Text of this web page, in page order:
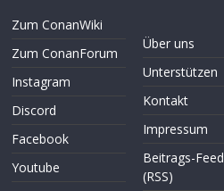
Zum ConanWiki
Zum ConanForum
Instagram
Discord
Facebook
Youtube
Über uns
Unterstützen
Kontakt
Impressum
Beitrags-Feed
(RSS)